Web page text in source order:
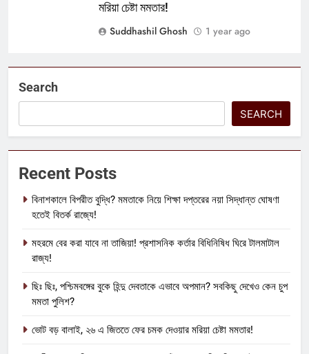
মরিয়া চেষ্টা মমতার!
Suddhashil Ghosh
1 year ago
Search
SEARCH
Recent Posts
বিনাশকালে বিপরীত বুদ্ধি? মমতাকে নিয়ে শিক্ষা দপ্তরের নয়া সিদ্ধান্ত ঘোষণা
হতেই বিতর্ক রাজ্যে!
মহরমে বের করা যাবে না তাজিয়া! প্রশাসনিক কর্তার বিধিনিষিধ ঘিরে টালমাটাল
রাজ্য!
ছিঃ ছিঃ, পশ্চিমবঙ্গের বুকে হিন্দু দেবতাকে এভাবে অপমান? সবকিছু দেখেও কেন চুপ
মমতা পুলিশ?
ভোট বড় বালাই, ২৬ এ জিততে ফের চমক দেওয়ার মরিয়া চেষ্টা মমতার!